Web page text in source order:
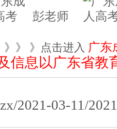
彭老师
》 》点击进入 广东
信息以广东省教
2021-03-11/